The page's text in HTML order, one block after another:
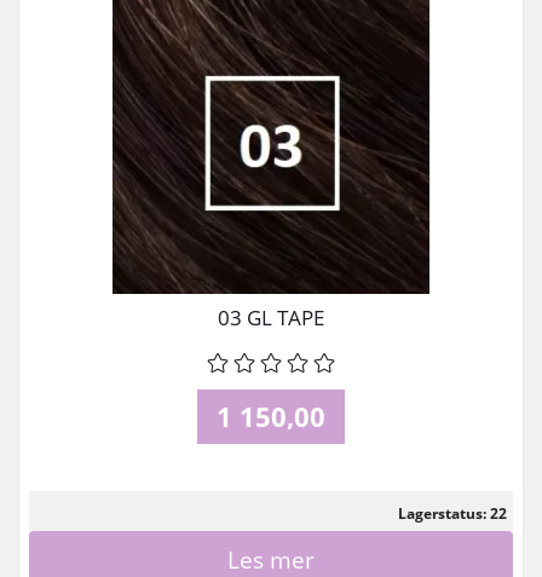
03 GL TAPE
1 150,00
Lagerstatus: 22
Les mer